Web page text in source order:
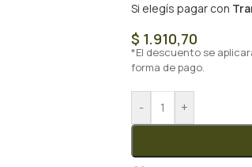
Si elegís pagar con
$ 1.910,70
*El descuento se
forma de pago.
- +